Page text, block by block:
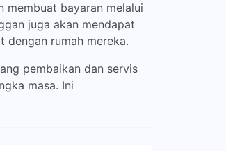
membuat bayaran melalui
juga akan mendapat
dengan rumah mereka.
pembaikan dan servis
masa. Ini